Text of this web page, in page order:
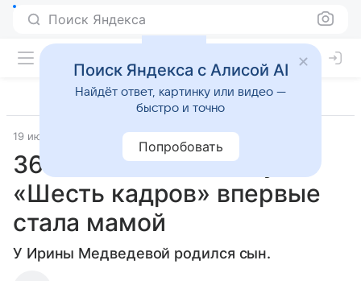
Поиск Яндекса
19 июня 2019
36-летняя звезда шоу
«Шесть кадров» впервые
стала мамой
У Ирины Медведевой родился сын.
Поиск Яндекса с Алисой AI
Найдёт ответ, картинку или видео —
быстро и точно
Попробовать